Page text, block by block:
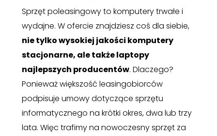
Sprzęt poleasingowy to komputery trwałe i
wydajne. W ofercie znajdziesz coś dla siebie,
nie tylko wysokiej jakości komputery
stacjonarne, ale także laptopy
najlepszych producentów. Dlaczego?
Ponieważ większość leasingobiorców
podpisuje umowy dotyczące sprzętu
informatycznego na krótki okres, dwa lub trzy
lata. Więc trafimy na nowoczesny sprzęt za